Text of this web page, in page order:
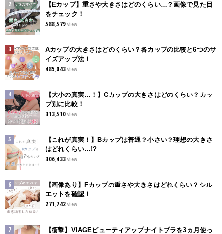
【Eカップ】重さや大きさはどのくらい…？画像で見た目
をチェック！
588,579 view
Aカップの大きさはどのくらい？各カップの比較と6つのサ
イズアップ法！
485,043 view
【大小の真実…！】Cカップの大きさはどのくらい？カッ
プ別に比較！
313,510 view
【これが真実！】Bカップは普通？小さい？理想の大きさ
はどれくらい…!?
306,433 view
【画像あり】Fカップの重さや大きさはどれくらい？シル
エットを確認！
271,742 view
【衝撃】VIAGEビューティアップナイトブラを3ヵ月使っ